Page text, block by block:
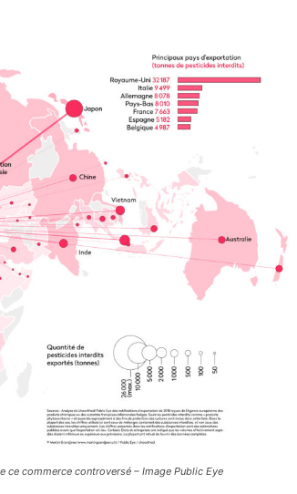
ce commerce controversé – Image Public Eye